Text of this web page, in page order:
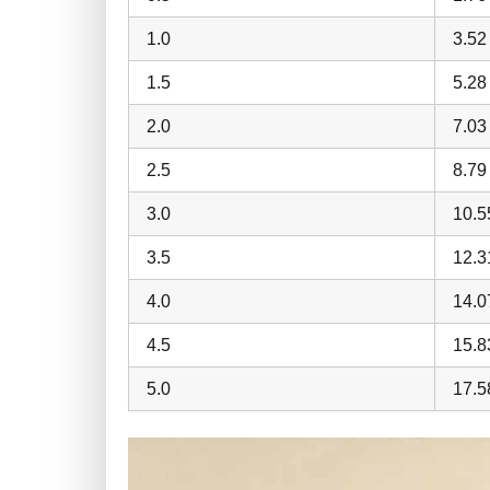
1.0 3.52
1.5 5.28
2.0 7.03
2.5 8.79
3.0
3.5
4.0
4.5
5.0